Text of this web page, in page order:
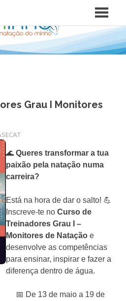
Grau I Monitores
🌊 Queres transformar a tua
paixão pela natação numa
carreira?
Está na hora de dar o salto! 💪
Inscreve-te no Curso de
Treinadores Grau I –
Monitores de Natação e
desenvolve as competências
para ensinar, inspirar e fazer a
diferença dentro de água.
📅 De 13 de maio a 19 de